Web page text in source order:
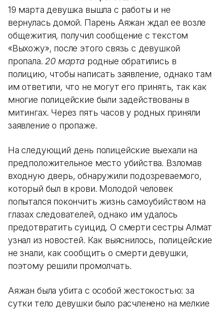
19 марта девушка вышла с работы и не
вернулась домой. Парень Аяжан ждал ее возле
общежития, получил сообщение с текстом
«Выхожу», после этого связь с девушкой
пропала. 20 марта родные обратились в
полицию, чтобы написать заявление, однако там
им ответили, что не могут его принять, так как
многие полицейские были задействованы в
митингах. Через пять часов у родных приняли
заявление о пропаже.
На следующий день полицейские выехали на
предположительное место убийства. Взломав
входную дверь, обнаружили подозреваемого,
который был в крови. Молодой человек
попытался покончить жизнь самоубийством на
глазах следователей, однако им удалось
предотвратить суицид. О смерти сестры Алмат
узнал из новостей. Как выяснилось, полицейские
не знали, как сообщить о смерти девушки,
поэтому решили промолчать.
Аяжан была убита с особой жестокостью: за
сутки тело девушки было расчленено на мелкие